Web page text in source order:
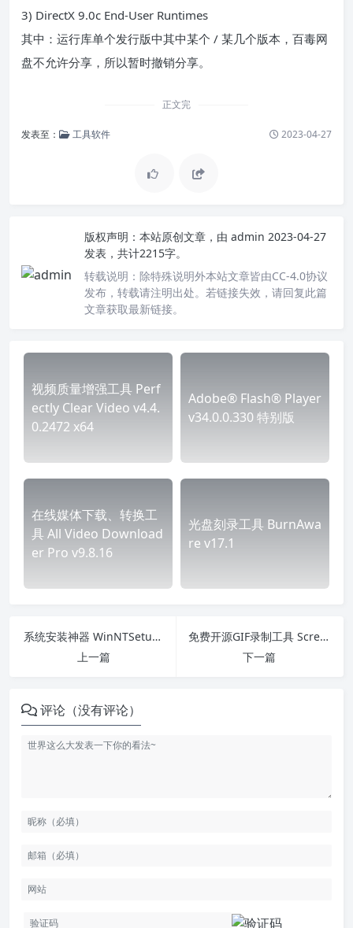
3) DirectX 9.0c End-User Runtimes
其中：运行库单个发行版中其中某个 / 某几个版本，百毒网
盘不允许分享，所以暂时撤销分享。
正文完
发表至： 工具软件 2023-04-27
版权声明： 本站原创文章，由 admin 2023-04-27
发表，共计2215字。
转载说明： 除特殊说明外本站文章皆由CC-4.0协议
发布，转载请注明出处。若链接失效，请回复此篇
文章获取最新链接。
视频质量增强工具 Perf
ectly Clear Video v4.4.
0.2472 x64
Adobe® Flash® Player
v34.0.0.330 特别版
在线媒体下载、转换工
具 All Video Download
er Pro v9.8.16
光盘刻录工具 BurnAwa
re v17.1
系统安装神器 WinNTSetup v5.3.1
上一篇
免费开源GIF录制工具 ScreenToGif v2.38.0
下一篇
评论（没有评论）